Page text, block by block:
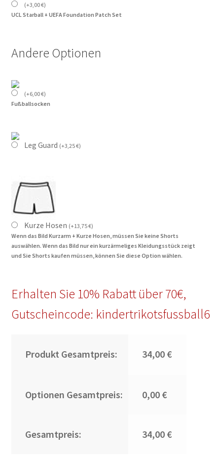
(+3,00€)
UCL Starball + UEFA Foundation Patch Set
Andere Optionen
(+6,00€)
Fußballsocken
Leg Guard (+3,25€)
Kurze Hosen (+13,75€)
Wenn das Bild Kurzarm + Kurze Hosen, müssen Sie keine Shorts
auswählen. Wenn das Bild nur ein kurzärmeliges Kleidungsstück zeigt
und Sie Shorts kaufen müssen, können Sie diese Option wählen.
Erhalten Sie 10% Rabatt über 70€,
Gutscheincode: kindertrikotsfussball6
Produkt Gesamtpreis: 34,00 €
Optionen Gesamtpreis: 0,00 €
Gesamtpreis: 34,00 €